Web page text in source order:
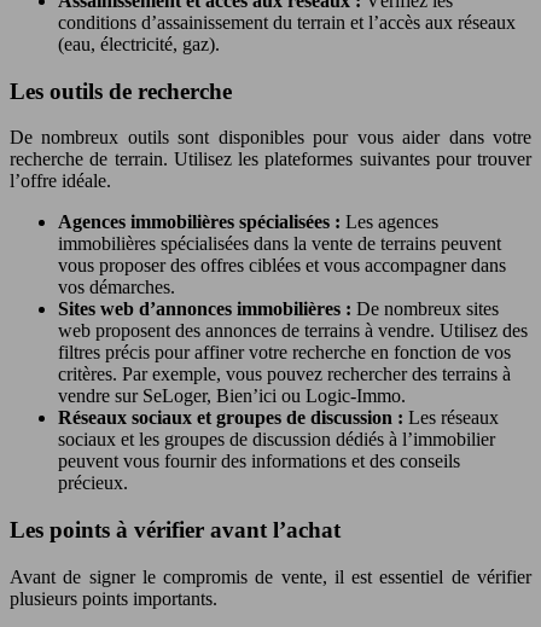
conditions d’assainissement du terrain et l’accès aux réseaux
(eau, électricité, gaz).
Les outils de recherche
De nombreux outils sont disponibles pour vous aider dans votre
recherche de terrain. Utilisez les plateformes suivantes pour trouver
l’offre idéale.
Agences immobilières spécialisées : Les agences
immobilières spécialisées dans la vente de terrains peuvent
vous proposer des offres ciblées et vous accompagner dans
vos démarches.
Sites web d’annonces immobilières : De nombreux sites
web proposent des annonces de terrains à vendre. Utilisez des
filtres précis pour affiner votre recherche en fonction de vos
critères. Par exemple, vous pouvez rechercher des terrains à
vendre sur SeLoger, Bien’ici ou Logic-Immo.
Réseaux sociaux et groupes de discussion : Les réseaux
sociaux et les groupes de discussion dédiés à l’immobilier
peuvent vous fournir des informations et des conseils
précieux.
Les points à vérifier avant l’achat
Avant de signer le compromis de vente, il est essentiel de vérifier
plusieurs points importants.